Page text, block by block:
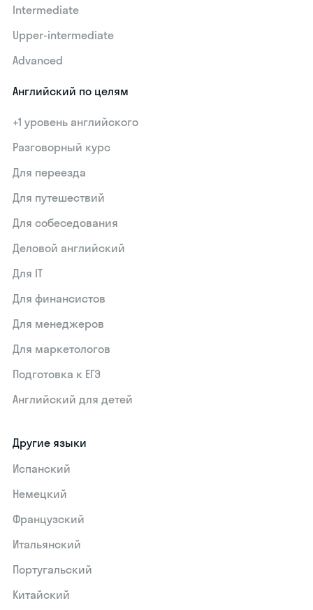
Intermediate
Upper-intermediate
Advanced
Английский по целям
+1 уровень английского
Разговорный курс
Для переезда
Для путешествий
Для собеседования
Деловой английский
Для IT
Для финансистов
Для менеджеров
Для маркетологов
Подготовка к ЕГЭ
Английский для детей
Другие языки
Испанский
Немецкий
Французский
Итальянский
Португальский
Китайский